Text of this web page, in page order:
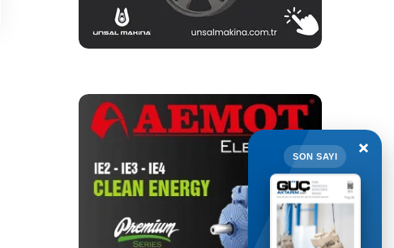
×
SON SAYI